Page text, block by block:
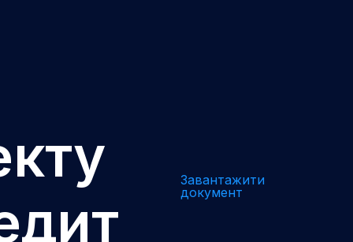
Завантажити
документ